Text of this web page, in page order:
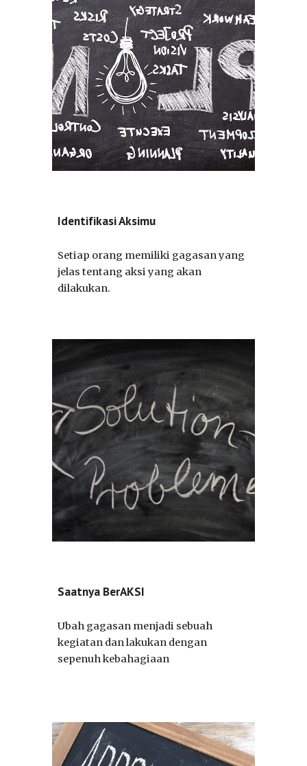
Identifikasi Aksimu
Setiap orang memiliki gagasan yang
jelas tentang aksi yang akan
dilakukan.
Saatnya BerAKSI
Ubah gagasan menjadi sebuah
kegiatan dan lakukan dengan
sepenuh kebahagiaan